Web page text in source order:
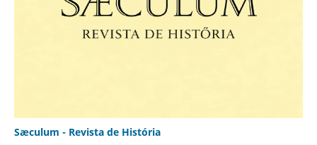
Sæculum - Revista de História